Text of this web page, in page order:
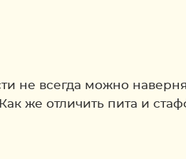
не всегда можно
же отличить пита и